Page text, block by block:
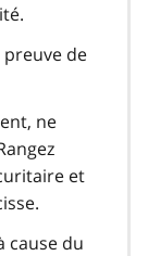
preuve de
ne
et
cause du